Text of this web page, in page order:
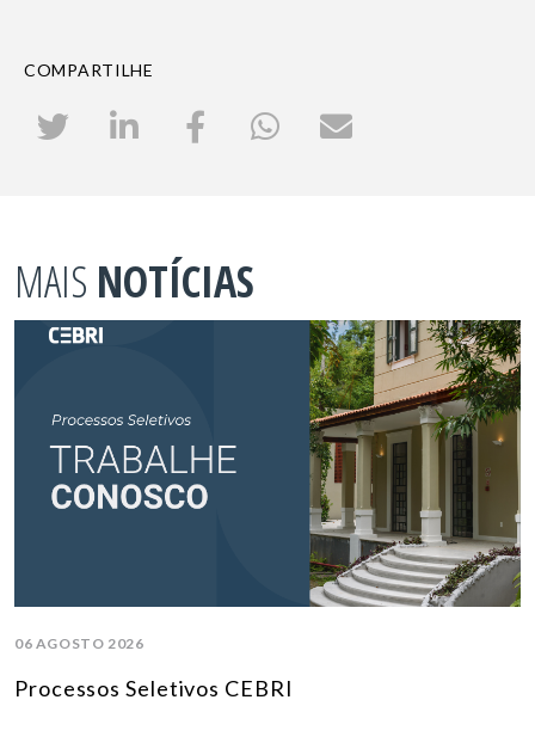
COMPARTILHE
MAIS NOTÍCIAS
06 AGOSTO 2026
Processos Seletivos CEBRI